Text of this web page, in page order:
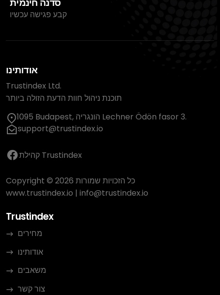
סדנה חינמית
קבע פגישה עכשיו
אודותינו
Trustindex Ltd.
תוכנת ניהול חוות הדעת הזולה ביותר
1095 Budapest, הונגריה Lechner Ödön fasor 3.
support@trustindex.io
קהילת Trustindex
Copyright © 2026 כל הזכויות שמורות
www.trustindex.io | info@trustindex.io
Trustindex
מחירים
אודותינו
משאבים
צור קשר